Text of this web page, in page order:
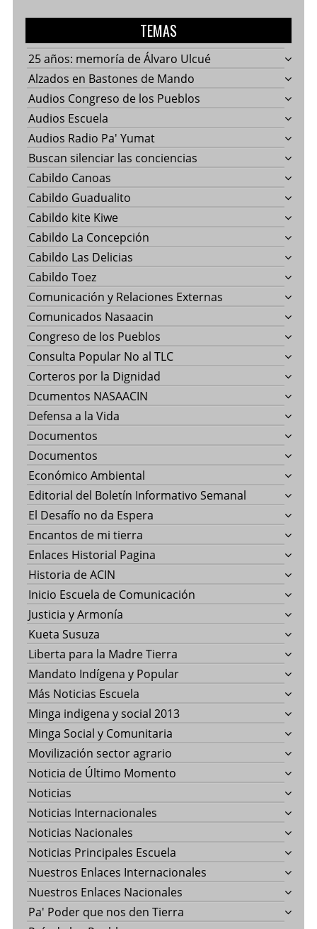
TEMAS
25 años: memoría de Álvaro Ulcué
Alzados en Bastones de Mando
Audios Congreso de los Pueblos
Audios Escuela
Audios Radio Pa' Yumat
Buscan silenciar las conciencias
Cabildo Canoas
Cabildo Guadualito
Cabildo kite Kiwe
Cabildo La Concepción
Cabildo Las Delicias
Cabildo Toez
Comunicación y Relaciones Externas
Comunicados Nasaacin
Congreso de los Pueblos
Consulta Popular No al TLC
Corteros por la Dignidad
Dcumentos NASAACIN
Defensa a la Vida
Documentos
Documentos
Económico Ambiental
Editorial del Boletín Informativo Semanal
El Desafío no da Espera
Encantos de mi tierra
Enlaces Historial Pagina
Historia de ACIN
Inicio Escuela de Comunicación
Justicia y Armonía
Kueta Susuza
Liberta para la Madre Tierra
Mandato Indígena y Popular
Más Noticias Escuela
Minga indigena y social 2013
Minga Social y Comunitaria
Movilización sector agrario
Noticia de Último Momento
Noticias
Noticias Internacionales
Noticias Nacionales
Noticias Principales Escuela
Nuestros Enlaces Internacionales
Nuestros Enlaces Nacionales
Pa' Poder que nos den Tierra